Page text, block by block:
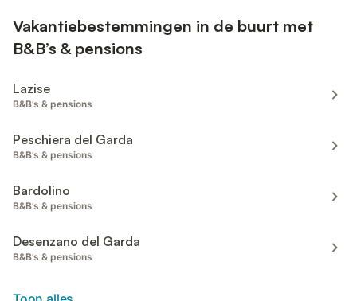
Vakantiebestemmingen in de buurt met
B&B’s & pensions
Lazise
B&B’s & pensions
Peschiera del Garda
B&B’s & pensions
Bardolino
B&B’s & pensions
Desenzano del Garda
B&B’s & pensions